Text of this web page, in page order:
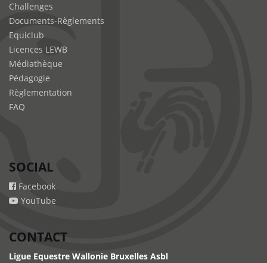
Challenges
Documents-Règlements
Equiclub
Licences LEWB
Médiathèque
Pédagogie
Règlementation
FAQ
SOCIAL
Facebook
YouTube
CONTACT
Ligue Equestre Wallonie Bruxelles Asbl